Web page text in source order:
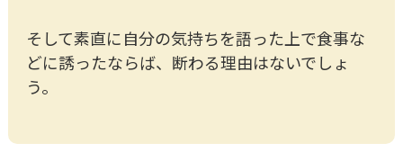
そして素直に自分の気持ちを語った上で食事な
どに誘ったならば、断わる理由はないでしょ
う。